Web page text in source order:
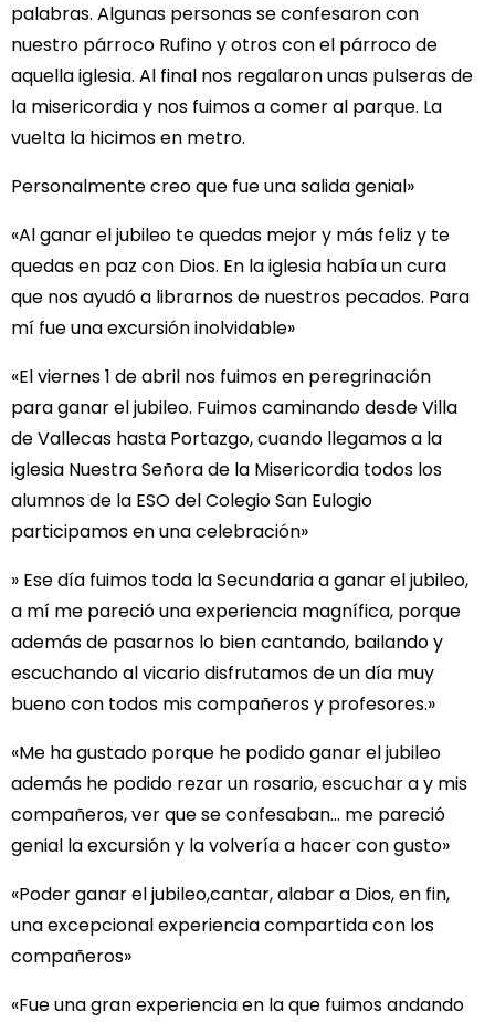
palabras. Algunas personas se confesaron con
nuestro párroco Rufino y otros con el párroco de
aquella iglesia. Al final nos regalaron unas pulseras de
la misericordia y nos fuimos a comer al parque. La
vuelta la hicimos en metro.
Personalmente creo que fue una salida genial»
«Al ganar el jubileo te quedas mejor y más feliz y te
quedas en paz con Dios. En la iglesia había un cura
que nos ayudó a librarnos de nuestros pecados. Para
mí fue una excursión inolvidable»
«El viernes 1 de abril nos fuimos en peregrinación
para ganar el jubileo. Fuimos caminando desde Villa
de Vallecas hasta Portazgo, cuando llegamos a la
iglesia Nuestra Señora de la Misericordia todos los
alumnos de la ESO del Colegio San Eulogio
participamos en una celebración»
» Ese día fuimos toda la Secundaria a ganar el jubileo,
a mí me pareció una experiencia magnífica, porque
además de pasarnos lo bien cantando, bailando y
escuchando al vicario disfrutamos de un día muy
bueno con todos mis compañeros y profesores.»
«Me ha gustado porque he podido ganar el jubileo
además he podido rezar un rosario, escuchar a y mis
compañeros, ver que se confesaban… me pareció
genial la excursión y la volvería a hacer con gusto»
«Poder ganar el jubileo,cantar, alabar a Dios, en fin,
una excepcional experiencia compartida con los
compañeros»
«Fue una gran experiencia en la que fuimos andando